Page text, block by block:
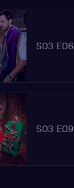
S03 E06
S03 E09